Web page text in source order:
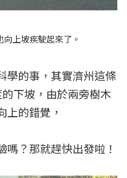
上坡疾駛起來了。
學的事，其實濟州這條
下坡，由於兩旁樹木
上的錯覺，
？那就趕快出發啦！